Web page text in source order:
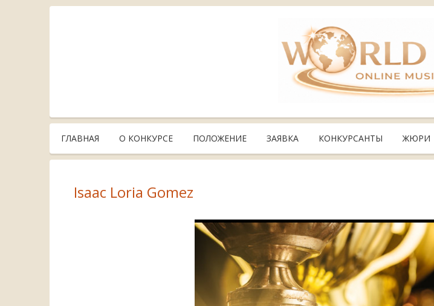
ГЛАВНАЯ О КОНКУРСЕ ПОЛОЖЕНИЕ ЗАЯВКА КОНКУРСАНТЫ ЖЮРИ
Isaac Loria Gomez